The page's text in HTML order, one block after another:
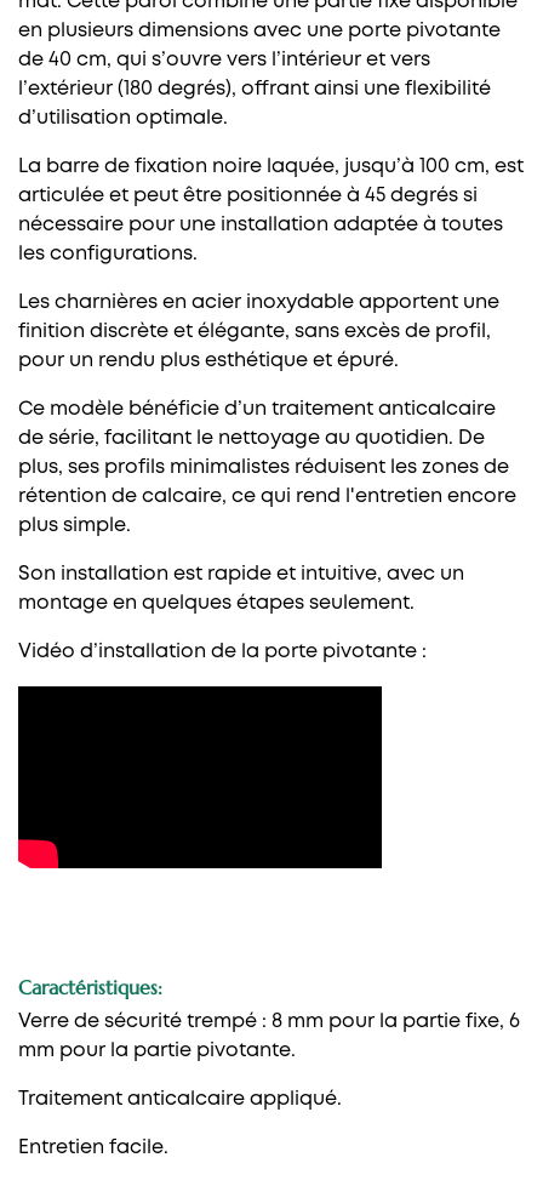
en plusieurs dimensions avec une porte pivotante
de 40 cm, qui s’ouvre vers l’intérieur et vers
l’extérieur (180 degrés), offrant ainsi une flexibilité
d’utilisation optimale.
La barre de fixation noire laquée, jusqu’à 100 cm, est
articulée et peut être positionnée à 45 degrés si
nécessaire pour une installation adaptée à toutes
les configurations.
Les charnières en acier inoxydable apportent une
finition discrète et élégante, sans excès de profil,
pour un rendu plus esthétique et épuré.
Ce modèle bénéficie d’un traitement anticalcaire
de série, facilitant le nettoyage au quotidien. De
plus, ses profils minimalistes réduisent les zones de
rétention de calcaire, ce qui rend l'entretien encore
plus simple.
Son installation est rapide et intuitive, avec un
montage en quelques étapes seulement.
Vidéo d’installation de la porte pivotante :
Caractéristiques:
Verre de sécurité trempé : 8 mm pour la partie fixe, 6
mm pour la partie pivotante.
Traitement anticalcaire appliqué.
Entretien facile.